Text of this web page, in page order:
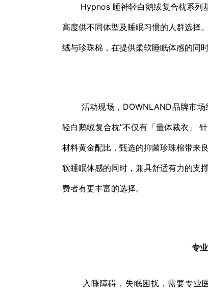
Hypnos 睡神轻白鹅绒复合枕系列基
高度供不同体型及睡眠习惯的人群选择
绒与珍珠棉，在提供柔软睡眠体感的同
活动现场，DOWNLAND品牌市场
轻白鹅绒复合枕”不仅有「量体裁衣」
材料黄金配比，甄选的抑菌珍珠棉带来
软睡眠体感的同时，兼具舒适有力的支
费者有更丰富的选择。
专
入睡障碍，失眠困扰，需要专业医